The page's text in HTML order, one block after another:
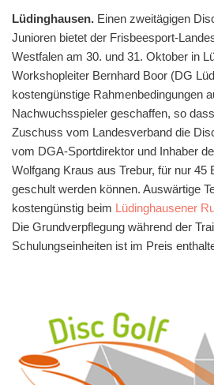
Lüdinghausen. Einen zweitägigen
Junioren bietet der Frisbeesport-
Westfalen am 30. und 31. Oktober in
Workshopleiter Bernhard Boor (DG
kostengünstige Rahmenbedingungen
Nachwuchsspieler geschaffen, so
Zuschuss vom Landesverband die
vom DGA-Sportdirektor und Inhaber
Wolfgang Kraus aus Trebur, für nur 45
geschult werden können. Auswärtige
kostengünstig beim Lüdinghausener
Die Grundverpflegung während der
Schulungseinheiten ist im Preis